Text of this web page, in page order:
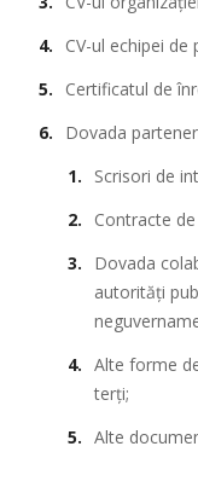
CV-ul echipei de
Certificatul de
Dovada
Scrisori de
Contracte
Dovada
autorităţi
Alte forme
terţi;
Alte